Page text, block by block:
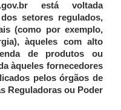
está voltada
setores regulados,
(como por exemplo,
àqueles com alto
de produtos ou
àqueles fornecedores
pelos órgãos de
Reguladoras ou Poder